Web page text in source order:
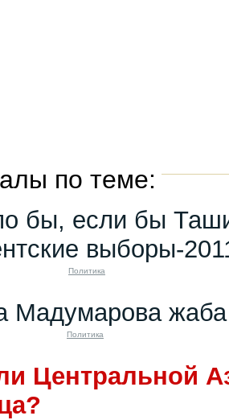
по теме:
бы, если бы
выборы-
Политика
Мадумарова
Политика
Центральной